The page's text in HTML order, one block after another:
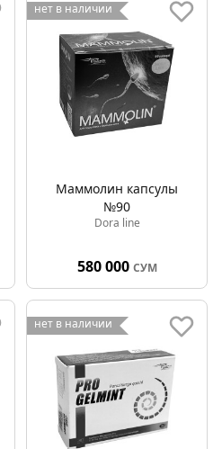
нет в наличии
Маммолин капсулы
№90
Dora line
580 000 СУМ
нет в наличии